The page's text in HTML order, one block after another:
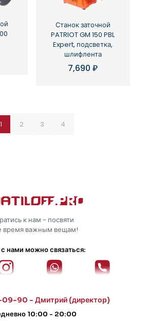
Станок заточной
PATRIOT GM 150 PBL
Expert, подсветка,
шлифлента
7,690₽
1 2 3 4
к нам - посвяти
время важным вещам!
нами можно связаться:
09-90 - Дмитрий (директор)
10:00 - 20:00